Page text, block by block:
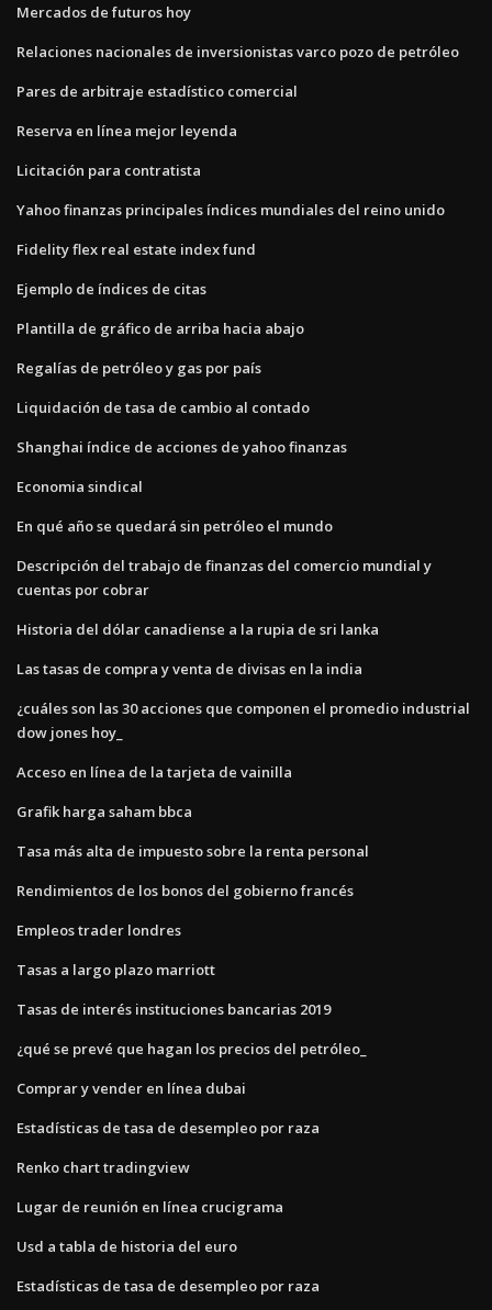
Mercados de futuros hoy
Relaciones nacionales de inversionistas varco pozo de petróleo
Pares de arbitraje estadístico comercial
Reserva en línea mejor leyenda
Licitación para contratista
Yahoo finanzas principales índices mundiales del reino unido
Fidelity flex real estate index fund
Ejemplo de índices de citas
Plantilla de gráfico de arriba hacia abajo
Regalías de petróleo y gas por país
Liquidación de tasa de cambio al contado
Shanghai índice de acciones de yahoo finanzas
Economia sindical
En qué año se quedará sin petróleo el mundo
Descripción del trabajo de finanzas del comercio mundial y
cuentas por cobrar
Historia del dólar canadiense a la rupia de sri lanka
Las tasas de compra y venta de divisas en la india
¿cuáles son las 30 acciones que componen el promedio industrial
dow jones hoy_
Acceso en línea de la tarjeta de vainilla
Grafik harga saham bbca
Tasa más alta de impuesto sobre la renta personal
Rendimientos de los bonos del gobierno francés
Empleos trader londres
Tasas a largo plazo marriott
Tasas de interés instituciones bancarias 2019
¿qué se prevé que hagan los precios del petróleo_
Comprar y vender en línea dubai
Estadísticas de tasa de desempleo por raza
Renko chart tradingview
Lugar de reunión en línea crucigrama
Usd a tabla de historia del euro
Estadísticas de tasa de desempleo por raza